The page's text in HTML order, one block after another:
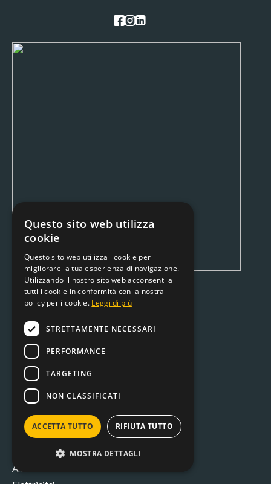
CATEGORIE
Movimentazione e sollevamento
Pet food
Casalinghi
Raccordi e accessori
Consumabili
Fissaggio
Irrigazione
Idraulica e arredo bagno
Articoli vari
Antinfortunistica
Questo sito web utilizza
cookie
Questo sito web utilizza i cookie per
migliorare la tua esperienza di navigazione.
Utilizzando il nostro sito web acconsenti a
tutti i cookie in conformità con la nostra
policy per i cookie. Leggi di più
STRETTAMENTE NECESSARI
PERFORMANCE
TARGETING
NON CLASSIFICATI
ACCETTA TUTTO RIFIUTA TUTTO
MOSTRA DETTAGLI